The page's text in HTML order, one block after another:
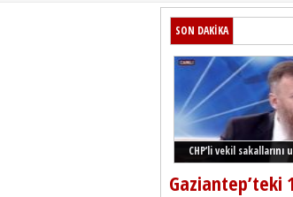
SON DAKİKA
CHP’li vekil
Gaziantep’teki